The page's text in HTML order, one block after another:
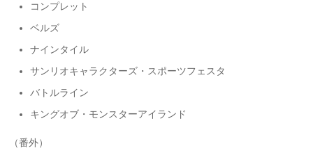
コンプレット
ベルズ
ナインタイル
サンリオキャラクターズ・スポーツフェスタ
バトルライン
キングオブ・モンスターアイランド
（番外）